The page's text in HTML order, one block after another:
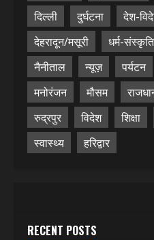
दिल्ली
दुर्घटना देश-
देहरादून/मसूरी
धर्म-संस्कृति
नैनीताल
न्यूज़ पर्यटन
मनोरंजन
मौसम
रुद्रपुर
विदेश शिक्षा
स्वास्थ्य
हरिद्वार
RECENT POSTS